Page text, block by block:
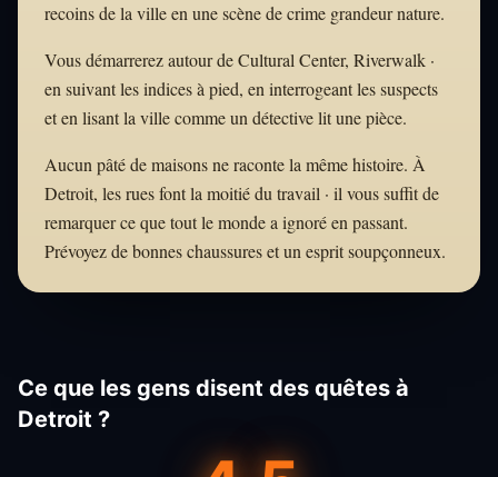
recoins de la ville en une scène de crime grandeur nature.
Vous démarrerez autour de Cultural Center, Riverwalk ·
en suivant les indices à pied, en interrogeant les suspects
et en lisant la ville comme un détective lit une pièce.
Aucun pâté de maisons ne raconte la même histoire. À
Detroit, les rues font la moitié du travail · il vous suffit de
remarquer ce que tout le monde a ignoré en passant.
Prévoyez de bonnes chaussures et un esprit soupçonneux.
Ce que les gens disent des quêtes à
Detroit ?